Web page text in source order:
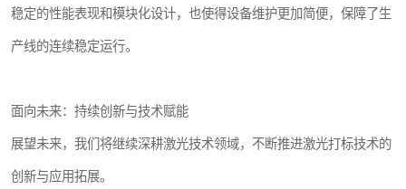
稳定的性能表现和模块化设计，也使得设备维护更加简便，保障了生
产线的连续稳定运行。
面向未来：持续创新与技术赋能
展望未来，我们将继续深耕激光技术领域，不断推进激光打标技术的
创新与应用拓展。